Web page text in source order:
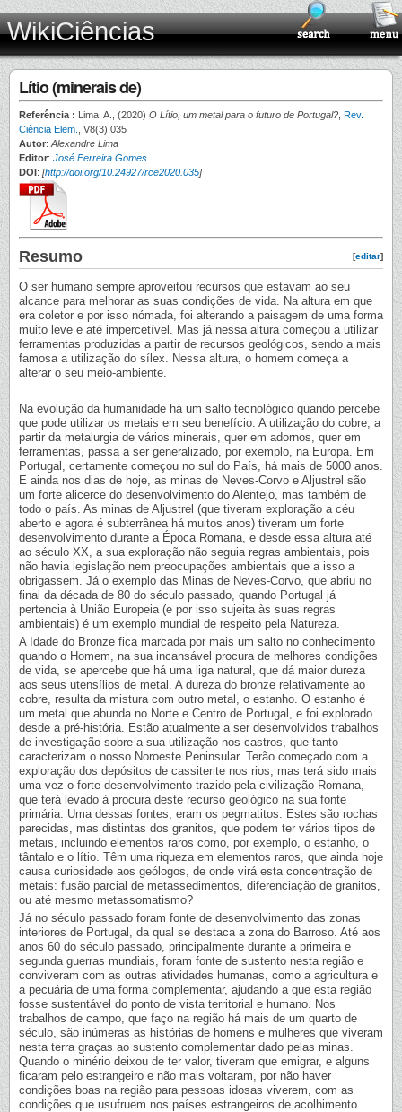
WikiCiências
Lítio (minerais de)
Referência : Lima, A., (2020) O Lítio, um metal para o futuro de Portugal? Rev.
Ciência Elem.
, V8(3):035
Autor: Alexandre Lima
Editor: José Ferreira Gomes
DOI: [http://doi.org/10.24927/rce2020.035]
[editar]
Resumo
O ser humano sempre aproveitou recursos que estavam ao seu
alcance para melhorar as suas condições de vida. Na altura em que
era coletor e por isso nómada, foi alterando a paisagem de uma forma
muito leve e até impercetível. Mas já nessa altura começou a utilizar
ferramentas produzidas a partir de recursos geológicos, sendo a mais
famosa a utilização do sílex. Nessa altura, o homem começa a
alterar o seu meio-ambiente.
Na evolução da humanidade há um salto tecnológico quando percebe
que pode utilizar os metais em seu benefício. A utilização do cobre, a
partir da metalurgia de vários minerais, quer em adornos, quer em
ferramentas, passa a ser generalizado, por exemplo, na Europa. Em
Portugal, certamente começou no sul do País, há mais de 5000 anos.
E ainda nos dias de hoje, as minas de Neves-Corvo e Aljustrel são
um forte alicerce do desenvolvimento do Alentejo, mas também de
todo o país. As minas de Aljustrel (que tiveram exploração a céu
aberto e agora é subterrânea há muitos anos) tiveram um forte
desenvolvimento durante a Época Romana, e desde essa altura até
ao século XX, a sua exploração não seguia regras ambientais, pois
não havia legislação nem preocupações ambientais que a isso a
obrigassem. Já o exemplo das Minas de Neves-Corvo, que abriu no
final da década de 80 do século passado, quando Portugal já
pertencia à União Europeia (e por isso sujeita às suas regras
ambientais) é um exemplo mundial de respeito pela Natureza.
A Idade do Bronze fica marcada por mais um salto no conhecimento
quando o Homem, na sua incansável procura de melhores condições
de vida, se apercebe que há uma liga natural, que dá maior dureza
aos seus utensílios de metal. A dureza do bronze relativamente ao
cobre, resulta da mistura com outro metal, o estanho. O estanho é
um metal que abunda no Norte e Centro de Portugal, e foi explorado
desde a pré-história. Estão atualmente a ser desenvolvidos trabalhos
de investigação sobre a sua utilização nos castros, que tanto
caracterizam o nosso Noroeste Peninsular. Terão começado com a
exploração dos depósitos de cassiterite nos rios, mas terá sido mais
uma vez o forte desenvolvimento trazido pela civilização Romana,
que terá levado à procura deste recurso geológico na sua fonte
primária. Uma dessas fontes, eram os pegmatitos. Estes são rochas
parecidas, mas distintas dos granitos, que podem ter vários tipos de
metais, incluindo elementos raros como, por exemplo, o estanho, o
tântalo e o lítio. Têm uma riqueza em elementos raros, que ainda hoje
causa curiosidade aos geólogos, de onde virá esta concentração de
metais: fusão parcial de metassedimentos, diferenciação de granitos,
ou até mesmo metassomatismo?
Já no século passado foram fonte de desenvolvimento das zonas
interiores de Portugal, da qual se destaca a zona do Barroso. Até aos
anos 60 do século passado, principalmente durante a primeira e
segunda guerras mundiais, foram fonte de sustento nesta região e
conviveram com as outras atividades humanas, como a agricultura e
a pecuária de uma forma complementar, ajudando a que esta região
fosse sustentável do ponto de vista territorial e humano. Nos
trabalhos de campo, que faço na região há mais de um quarto de
século, são inúmeras as histórias de homens e mulheres que viveram
nesta terra graças ao sustento complementar dado pelas minas.
Quando o minério deixou de ter valor, tiveram que emigrar, e alguns
ficaram pelo estrangeiro e não mais voltaram, por não haver
condições boas na região para pessoas idosas viverem, com as
condições que usufruem nos países estrangeiros de acolhimento.